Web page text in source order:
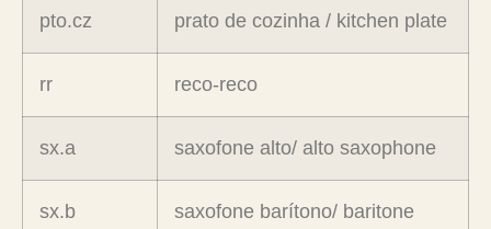
pto.cz prato de cozinha / kitchen plate
rr reco-reco
sx.a saxofone alto/ alto saxophone
sx.b
saxofone barítono/ baritone